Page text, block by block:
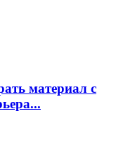
материал с